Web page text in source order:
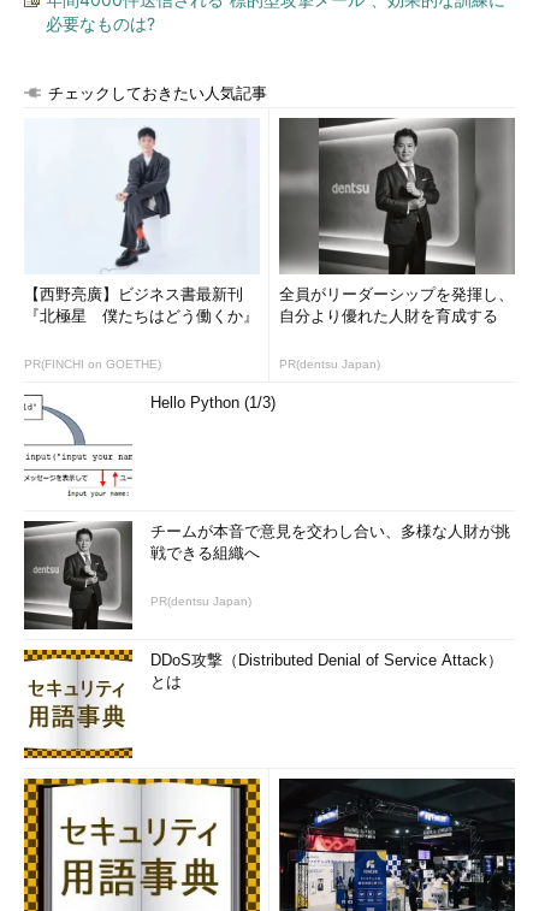
許容することで高速な検索を可能にしています。
以下のような技術も開発されています。
2013年、NECはデータベースの情報を暗号化したまま処理で
きる秘匿計算技術を開発しました（
参考リンク ）。二つの平文
<m 2という順序が成り立っているとき、それらの暗
号文に対してEnc(m
)という関係が成り立つ暗号方式
を、「順序を保つ暗号方式（OPE：Order-Preserving
Encryption）」といいます。OPEは検索の絞り込みが高速になり
有用なのですが、一般に安全ではありません。NECが開発した技
術では、特定の条件が成り立つときのみ比較を可能にすること
ます。
また、2014年には、富士通研究所が暗号化したまま検索が可
能な秘匿検索技術を開発しています（
らかというと、
で紹介した準同型暗号を応用した方式にな
っています。
このように、さまざまな企業や研究所が検索可能暗号の技術を
提案していますが、その仕組みや、技術によって実現されること
はそれぞれ異なっています。そのため、どの技術が良いのかを互
いに比較するのは難しいというのが現状です。また、転置インデ
ックスなど、従来の暗号化されていない検索サーバーのような性
が注目されます。
今回のまとめ
検索可能暗号は、キーワードを暗号化したまま、暗号化
された文章を検索できる暗号技術である。
必要なものは?
チェックしておきたい人気記事
【西野亮廣】ビジネス書最新刊
『北極星 僕たちはどう働くか』
PR(FINCHI on GOETHE)
全員がリーダーシップを発揮し、
自分より優れた人財を育成する
PR(dentsu Japan)
Hello Python (1/3)
チームが本音で意見を交わし合い、多様な人財が挑
戦できる組織へ
PR(dentsu Japan)
DDoS攻撃（Distributed Denial of Service Attack）
とは